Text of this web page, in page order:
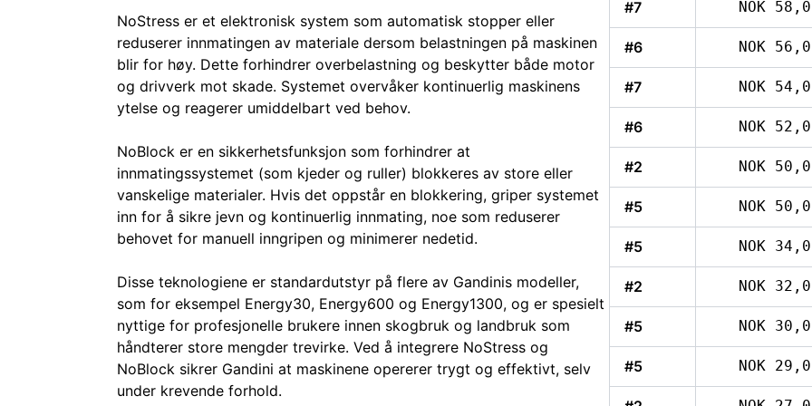
NoStress er et elektronisk system som automatisk stopper eller
reduserer innmatingen av materiale dersom belastningen på maskinen
blir for høy. Dette forhindrer overbelastning og beskytter både motor
og drivverk mot skade. Systemet overvåker kontinuerlig maskinens
ytelse og reagerer umiddelbart ved behov.
NoBlock er en sikkerhetsfunksjon som forhindrer at
innmatingssystemet (som kjeder og ruller) blokkeres av store eller
vanskelige materialer. Hvis det oppstår en blokkering, griper systemet
inn for å sikre jevn og kontinuerlig innmating, noe som reduserer
behovet for manuell inngripen og minimerer nedetid.
Disse teknologiene er standardutstyr på flere av Gandinis modeller,
som for eksempel Energy30, Energy600 og Energy1300, og er spesielt
nyttige for profesjonelle brukere innen skogbruk og landbruk som
håndterer store mengder trevirke. Ved å integrere NoStress og
NoBlock sikrer Gandini at maskinene opererer trygt og effektivt, selv
under krevende forhold.
#7 NOK
#6 NOK
#7 NOK
#6 NOK
#2 NOK
#5 NOK
#5 NOK
#2 NOK
#5 NOK
#5 NOK